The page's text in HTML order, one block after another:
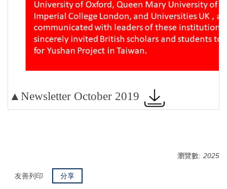
▲Newsletter October 2019
瀏覽數: 2025
友善列印 分享